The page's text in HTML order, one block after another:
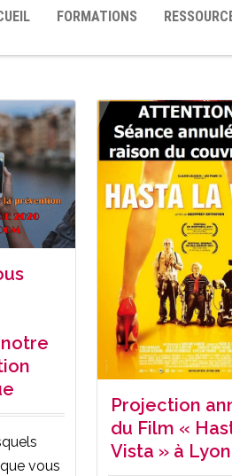
FORMATIONS
vous
Projection
du Film «
Vista » à Lyon